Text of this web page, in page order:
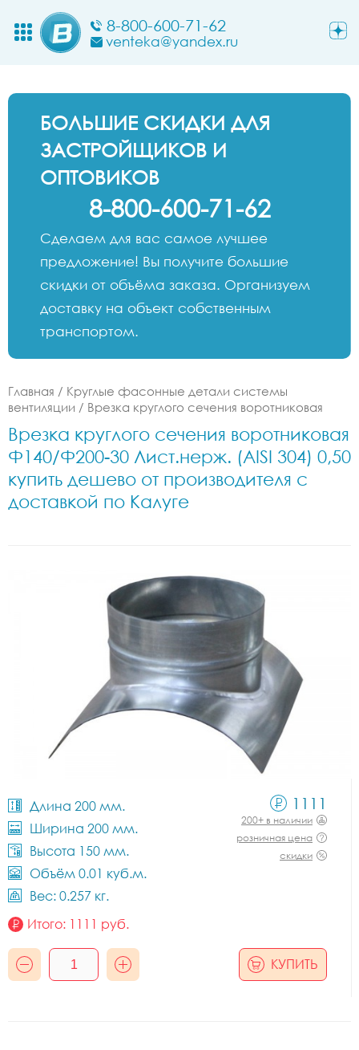
8-800-600-71-62
venteka@yandex.ru
БОЛЬШИЕ СКИДКИ ДЛЯ
ЗАСТРОЙЩИКОВ И
ОПТОВИКОВ
8-800-600-71-62
Сделаем для вас самое лучшее
предложение! Вы получите большие
скидки от объёма заказа. Организуем
доставку на объект собственным
транспортом.
Главная / Круглые фасонные детали системы
вентиляции / Врезка круглого сечения воротниковая
Врезка круглого сечения воротниковая
Ф140/Ф200-30 Лист.нерж. (AISI 304) 0,50
купить дешево от производителя с
доставкой по Калуге
Длина 200 мм.
Ширина 200 мм.
Высота 150 мм.
Объём 0.01 куб.м.
Вес: 0.257 кг.
1111
200+ в наличии
розничная цена
скидки
Итого: 1111 руб.
КУПИТЬ